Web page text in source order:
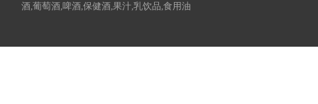
酒,葡萄酒,啤酒,保健酒,果汁,乳饮品,食用油